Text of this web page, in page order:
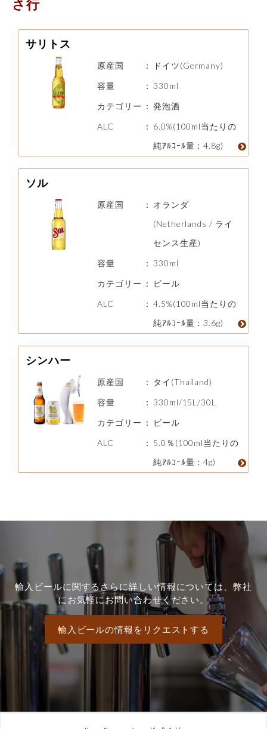
さ行
サリトス
原産国 ：
ドイツ(Germany)
容量
： 330ml
カテゴリー ： 発泡酒
ALC
： 6.0%(100ml当たりの
純ｱﾙｺｰﾙ量：4.8g)
ソル
原産国 ： オランダ
(Netherlands / ライ
センス生産)
容量
： 330ml
カテゴリー ：
ビール
ALC
： 4.5%(100ml当たりの
純ｱﾙｺｰﾙ量：3.6g)
シンハー
原産国 ：
タイ(Thailand)
容量
： 330ml/15L/30L
カテゴリー ：
ビール
ALC
： 5.0％(100ml当たりの
純ｱﾙｺｰﾙ量：4g)
輸入ビールに関するさらに詳しい情報については、弊社
にお気軽にお問い合わせください。
輸入ビールの情報をリクエストする